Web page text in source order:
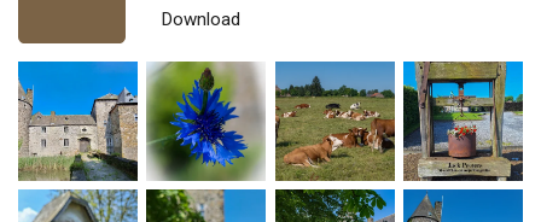
Download